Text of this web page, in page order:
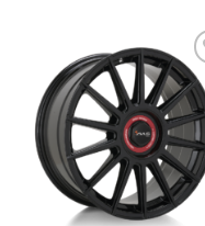
alla
dei